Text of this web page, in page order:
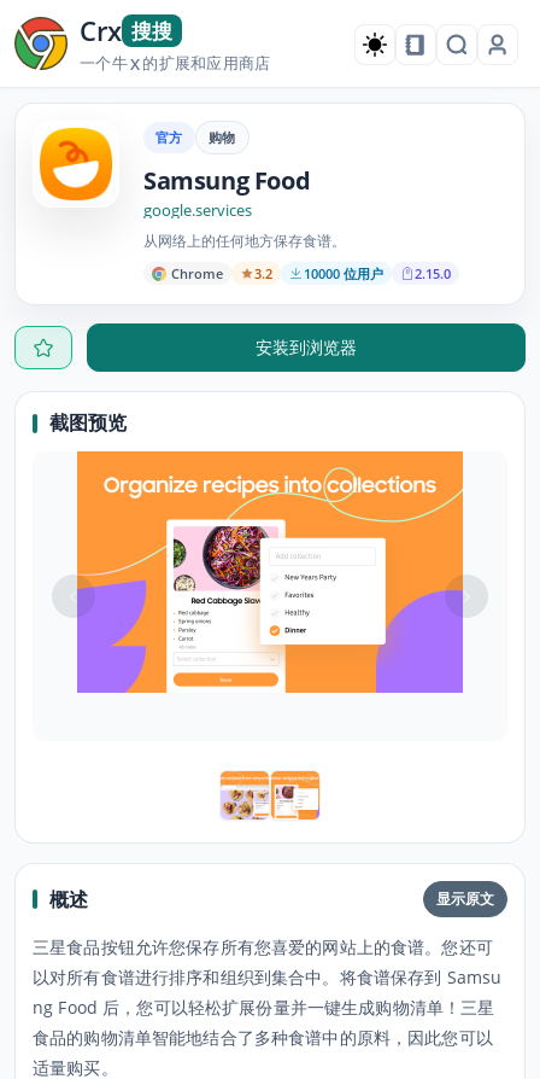
Crx 搜搜
一个牛X的扩展和应用商店
官方 购物
Samsung Food
google.services
从网络上的任何地方保存食谱。
Chrome 3.2 10000 位用户 2.15.0
安装到浏览器
截图预览
概述 显示原文
三星食品按钮允许您保存所有您喜爱的网站上的食谱。您还可
以对所有食谱进行排序和组织到集合中。将食谱保存到 Samsu
ng Food 后，您可以轻松扩展份量并一键生成购物清单！三星
食品的购物清单智能地结合了多种食谱中的原料，因此您可以
适量购买。